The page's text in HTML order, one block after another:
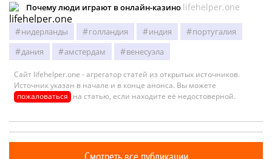
Почему люди играют в онлайн-казино lifehelper.one
нидерланды голландия индия
португалия
дания
амстердам венесуэла
Сайт lifehelper.one - агрегатор статей из открытых источников.
Источник указан в начале и в конце анонса. Вы можете
пожаловаться на статью, если находите её недостоверной.